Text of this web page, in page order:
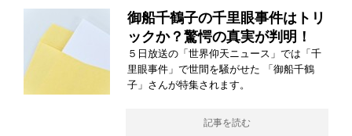
御船千鶴子の千里眼事件はトリ
ックか？驚愕の真実が判明！
５日放送の「世界仰天ニュース」では「千
里眼事件」で世間を騒がせた 「御船千鶴
子」さんが特集されます。
記事を読む